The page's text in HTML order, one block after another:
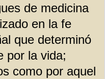
de medicina
en la fe
que determinó
por la vida;
como por aquel